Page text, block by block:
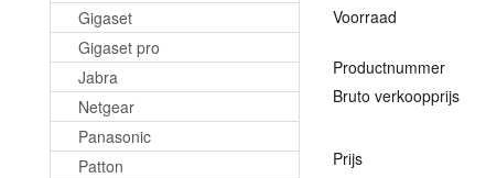
Gigaset
Gigaset pro
Jabra
Netgear
Panasonic
Patton
Voorraad
Productnummer
Bruto verkoopprijs
Prijs